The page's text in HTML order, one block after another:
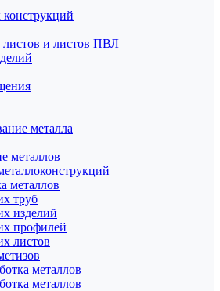
и листов ПВЛ
металла
металлов
металлов
труб
изделий
профилей
листов
металлов
металлов